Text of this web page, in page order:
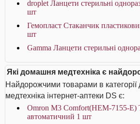
droplet Ланцети стерильні
шт
Гемопласт Стаканчик
шт
Gamma Ланцети стерильні
Які домашня медтехніка є
Найдорожчими товарами в
медтехніка інтернет-аптеки DS є:
Omron M3 Comfort(HEM-7155-Е)
автоматичний 1 шт